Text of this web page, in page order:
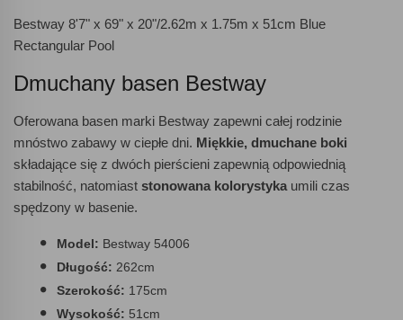
Bestway 8'7" x 69" x 20"/2.62m x 1.75m x 51cm Blue
Rectangular Pool
Dmuchany basen Bestway
Oferowana basen marki Bestway zapewni całej rodzinie
mnóstwo zabawy w ciepłe dni. Miękkie, dmuchane boki
składające się z dwóch pierścieni zapewnią odpowiednią
stabilność, natomiast stonowana kolorystykaumili czas
spędzony w basenie.
Model: Bestway 54006
Długość: 262cm
Szerokość: 175cm
Wysokość: 51cm